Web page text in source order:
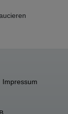
Impressum